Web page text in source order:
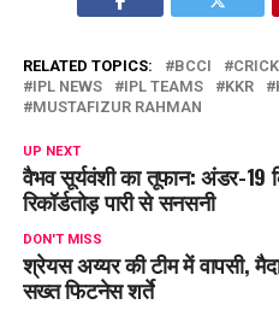
RELATED TOPICS: BCCI
IPL NEWS
IPL TEAMS KKR
MUSTAFIZUR RAHMAN
UP NEXT
वैभव सूर्यवंशी का तूफान: अंडर-19
रिकॉर्डतोड़ पारी से सनसनी
DON'T MISS
श्रेयस अय्यर की टीम में वापसी,
सख्त फिटनेस शर्ते